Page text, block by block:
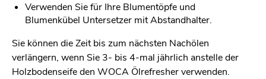
Verwenden Sie für Ihre Blumentöpfe und
Blumenkübel Untersetzer mit Abstandhalter.
Sie können die Zeit bis zum nächsten Nachölen
verlängern, wenn Sie 3- bis 4-mal jährlich anstelle der
Holzbodenseife den WOCA Ölrefresher verwenden.